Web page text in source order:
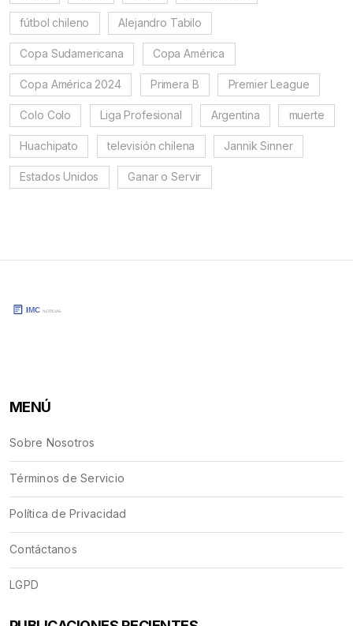
fútbol chileno Alejandro Tabilo
Copa Sudamericana Copa América
Copa América 2024 Primera B Premier League
Colo Colo Liga Profesional Argentina muerte
Huachipato televisión chilena Jannik Sinner
Estados Unidos Ganar o Servir
MENÚ
Sobre Nosotros
Términos de Servicio
Política de Privacidad
Contáctanos
LGPD